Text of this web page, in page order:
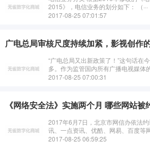
2015》，电信业务的划分如下： （···
2017-08-25 07:01:57
广电总局审核尺度持续加紧，影视创作
“广电总局又出新政策了！”这句话在
多。作为监管国内所有广播电视媒体
动作，都在为行业引导着方向，在上
2017-08-25 07:00:31
《网络安全法》实施两个月 哪些网站被
2017年6月7日，北京市网信办依法
讯、一点资讯、优酷、网易、百度等
行主体责任，加强用户账号管理，采
2017-08-25 06:59:25